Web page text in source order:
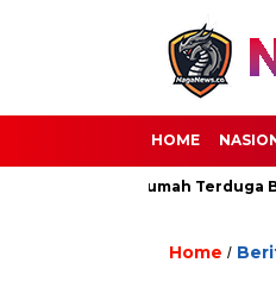
HOME
Rumah Terduga
Home /